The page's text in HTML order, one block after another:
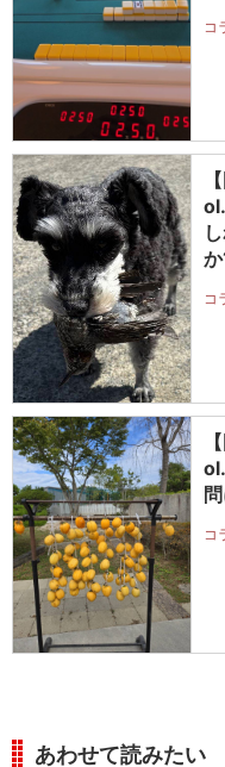
コ
か
コ
コ
あわせて読みたい